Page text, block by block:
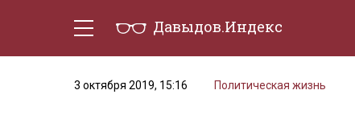
Давыдов.Индекс
3 октября 2019, 15:16
Политическая жизнь